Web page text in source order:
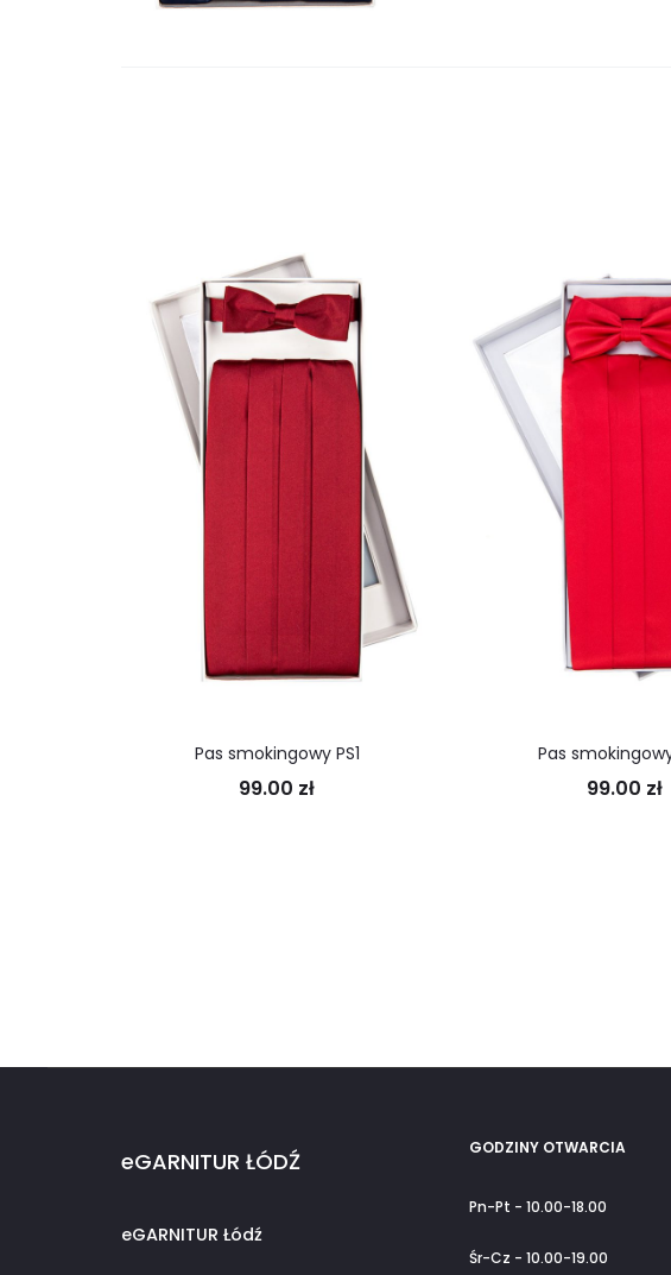
Pas smokingowy PS1
99.00 zł
Pas
99.00 zł
eGARNITUR ŁÓDŹ
eGARNITUR Łódź
GODZINY OTWARCIA
Pn-Pt - 10.00-18.00
Śr-Cz - 10.00-19.00